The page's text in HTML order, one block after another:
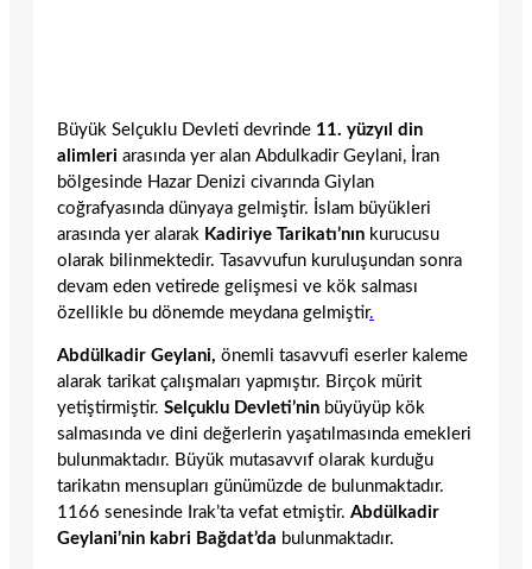
Büyük Selçuklu Devleti devrinde 11. yüzyıl din
alimleri arasında yer alan Abdulkadir Geylani, İran
bölgesinde Hazar Denizi civarında Giylan
coğrafyasında dünyaya gelmiştir. İslam büyükleri
arasında yer alarak Kadiriye Tarikatı’nın kurucusu
olarak bilinmektedir. Tasavvufun kuruluşundan sonra
devam eden vetirede gelişmesi ve kök salması
özellikle bu dönemde meydana gelmiştir.
Abdülkadir Geylani, önemli tasavvufi eserler kaleme
alarak tarikat çalışmaları yapmıştır. Birçok mürit
yetiştirmiştir. Selçuklu Devleti’nin büyüyüp kök
salmasında ve dini değerlerin yaşatılmasında emekleri
bulunmaktadır. Büyük mutasavvıf olarak kurduğu
tarikatın mensupları günümüzde de bulunmaktadır.
1166 senesinde Irak’ta vefat etmiştir. Abdülkadir
Geylani’nin kabri Bağdat’da bulunmaktadır.